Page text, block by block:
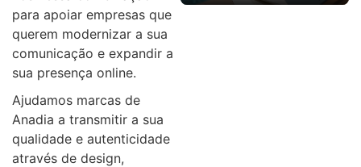
para apoiar empresas que
querem modernizar a sua
comunicação e expandir a
sua presença online.
Ajudamos marcas de
Anadia a transmitir a sua
qualidade e autenticidade
através de design,